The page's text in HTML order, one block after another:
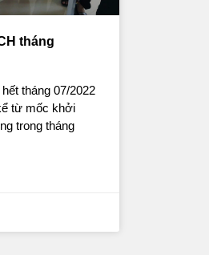
tháng
tháng 07/2022
từ mốc khởi
trong tháng